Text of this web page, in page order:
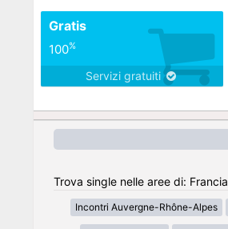
Gratis
100%
Servizi gratuiti
Trova single nelle aree di: Francia
Incontri Auvergne-Rhône-Alpes